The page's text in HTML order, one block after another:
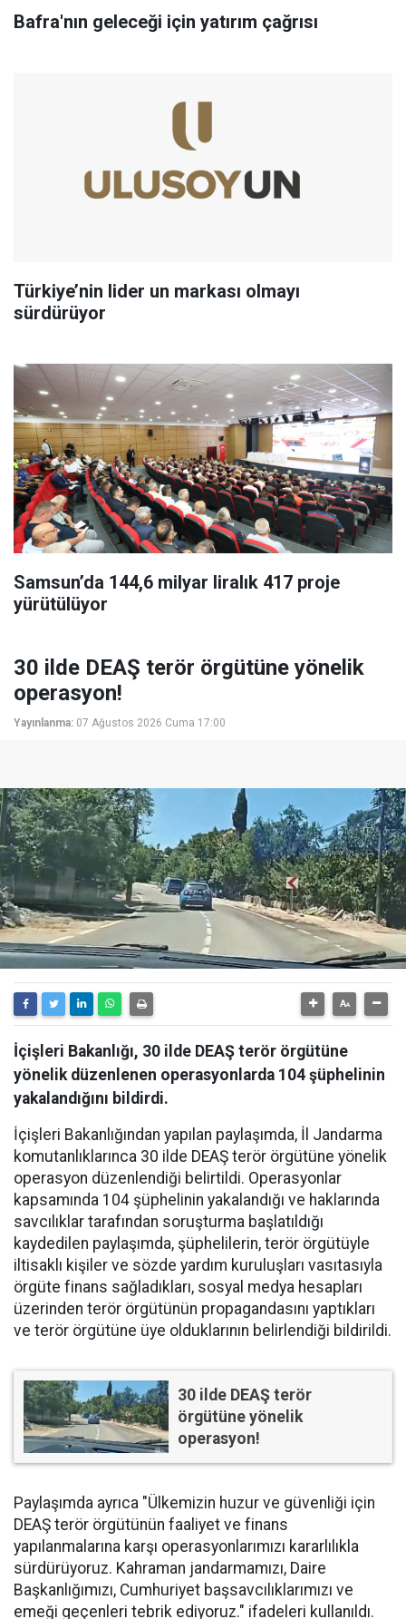
Bafra'nın geleceği için yatırım çağrısı
Türkiye’nin lider un markası olmayı
sürdürüyor
Samsun’da 144,6 milyar liralık 417 proje
yürütülüyor
30 ilde DEAŞ terör örgütüne yönelik
operasyon!
Yayınlanma: 07 Ağustos 2026 Cuma 17:00
İçişleri Bakanlığı, 30 ilde DEAŞ terör örgütüne
yönelik düzenlenen operasyonlarda 104 şüphelinin
yakalandığını bildirdi.
İçişleri Bakanlığından yapılan paylaşımda, İl Jandarma
komutanlıklarınca 30 ilde DEAŞ terör örgütüne yönelik
operasyon düzenlendiği belirtildi. Operasyonlar
kapsamında 104 şüphelinin yakalandığı ve haklarında
savcılıklar tarafından soruşturma başlatıldığı
kaydedilen paylaşımda, şüphelilerin, terör örgütüyle
iltisaklı kişiler ve sözde yardım kuruluşları vasıtasıyla
örgüte finans sağladıkları, sosyal medya hesapları
üzerinden terör örgütünün propagandasını yaptıkları
ve terör örgütüne üye olduklarının belirlendiği bildirildi.
30 ilde DEAŞ terör
örgütüne yönelik
operasyon!
Paylaşımda ayrıca "Ülkemizin huzur ve güvenliği için
DEAŞ terör örgütünün faaliyet ve finans
yapılanmalarına karşı operasyonlarımızı kararlılıkla
sürdürüyoruz. Kahraman jandarmamızı, Daire
Başkanlığımızı, Cumhuriyet başsavcılıklarımızı ve
emeği geçenleri tebrik ediyoruz." ifadeleri kullanıldı.